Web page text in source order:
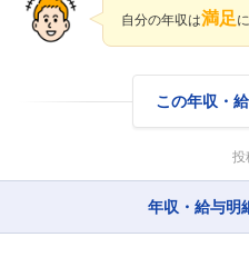
フォロ
自分の年収は満足
この年収・
投
年収・給与明